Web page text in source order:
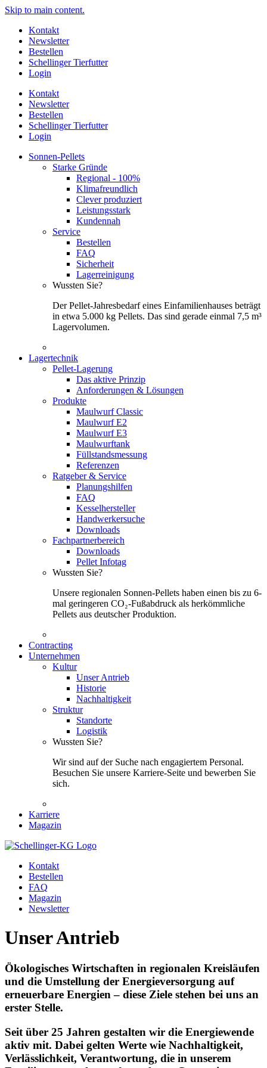
Skip to main content.
Kontakt
Newsletter
Bestellen
Schellinger Tierfutter
Login
Kontakt
Newsletter
Bestellen
Schellinger Tierfutter
Login
Sonnen-Pellets
Starke Gründe
Regional - 100%
Klimafreundlich
Clever produziert
Leistungsstark
Kundennah
Service
Bestellen
FAQ
Sicherheit
Lagerreinigung
Wussten Sie?
Der Pellet-Jahresbedarf eines Einfamilienhauses beträgt
in etwa 5.000 kg Pellets. Das sind gerade einmal 7,5 m³
Lagervolumen.
Lagertechnik
Pellet-Lagerung
Das aktive Prinzip
Anforderungen & Lösungen
Produkte
Maulwurf Classic
Maulwurf E2
Maulwurf E3
Maulwurftank
Füllstandsmessung
Referenzen
Ratgeber & Service
Planungshilfen
FAQ
Kesselhersteller
Handwerkersuche
Downloads
Fachpartnerbereich
Downloads
Pellet Infotag
Wussten Sie?
Unsere regionalen Sonnen-Pellets haben einen bis zu 6-
mal geringeren CO₂-Fußabdruck als herkömmliche
Pellets aus deutscher Produktion.
Contracting
Unternehmen
Kultur
Unser Antrieb
Historie
Nachhaltigkeit
Struktur
Standorte
Logistik
Wussten Sie?
Wir sind auf der Suche nach engagiertem Personal.
Besuchen Sie unsere Karriere-Seite und bewerben Sie
sich.
Karriere
Magazin
Kontakt
Bestellen
FAQ
Magazin
Newsletter
Unser Antrieb
Ökologisches Wirtschaften in regionalen Kreisläufen
und die Umstellung der Energieversorgung auf
erneuerbare Energien – diese Ziele stehen bei uns an
erster Stelle.
Seit über 25 Jahren gestalten wir die Energiewende
aktiv mit. Dabei gelten Werte wie Nachhaltigkeit,
Verlässlichkeit, Verantwortung, die in unserem